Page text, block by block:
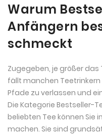
Warum
Anfängern
schmeckt
Zugegeben, je größer
fällt manchen
Pfade zu verlassen und
Die Kategorie Bestseller-
beliebten Tee können Sie
machen. Sie sind